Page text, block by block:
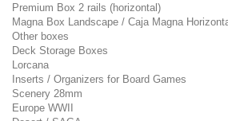
Premium Box 2 rails (horizontal)
Magna Box Landscape / Caja Magna
Other boxes
Deck Storage Boxes
Lorcana
Inserts / Organizers for Board Games
Scenery 28mm
Europe WWII